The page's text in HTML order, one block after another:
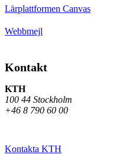
Lärplattformen Canvas
Webbmejl
Kontakt
KTH
100 44 Stockholm
+46 8 790 60 00
Kontakta KTH